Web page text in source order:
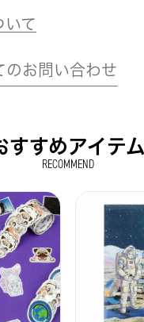
いて
のお問い合わせ
すすめアイテム
RECOMMEND